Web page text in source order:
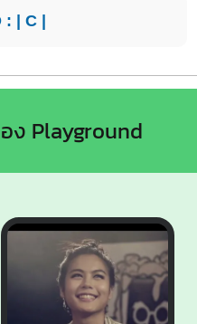
: | C |
ง Playground